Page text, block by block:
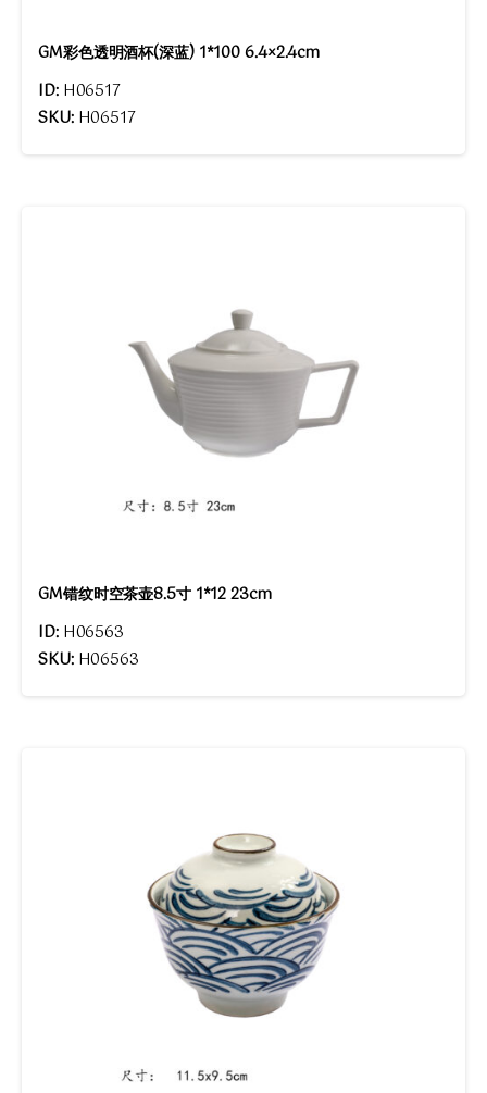
GM彩色透明酒杯(深蓝) 1*100 6.4×2.4cm
ID: H06517
SKU: H06517
GM错纹时空茶壶8.5寸 1*12 23cm
ID: H06563
SKU: H06563